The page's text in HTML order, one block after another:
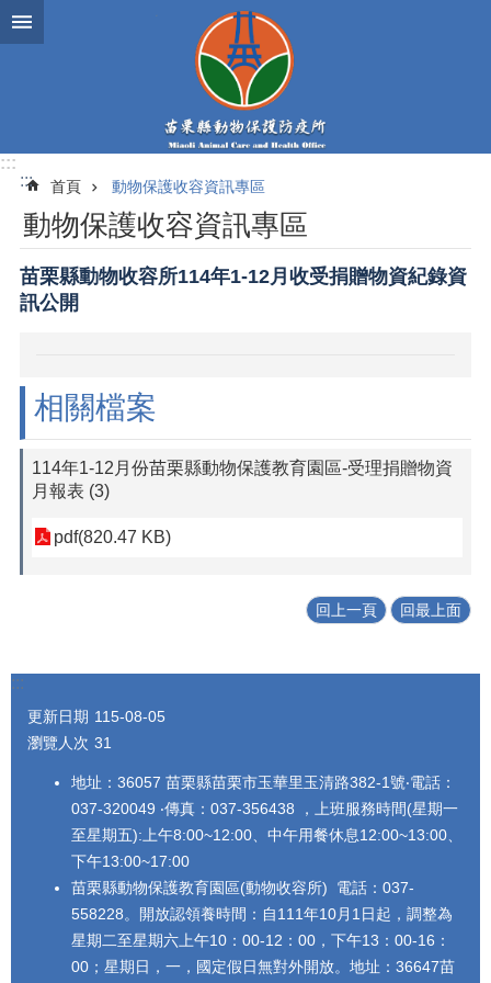
跳到主要內容區塊
:::
:::
首頁 動物保護收容資訊專區
動物保護收容資訊專區
苗栗縣動物收容所114年1-12月收受捐贈物資紀錄資
訊公開
相關檔案
114年1-12月份苗栗縣動物保護教育園區-受理捐贈物資
月報表 (3)
pdf(820.47 KB)
回上一頁 回最上面
:::
更新日期 115-08-05
瀏覽人次 31
地址：36057 苗栗縣苗栗市玉華里玉清路382-1號‧電話：
037-320049 ‧傳真：037-356438 ，上班服務時間(星期一
至星期五):上午8:00~12:00、中午用餐休息12:00~13:00、
下午13:00~17:00
苗栗縣動物保護教育園區(動物收容所) 電話：037-
558228。開放認領養時間：自111年10月1日起，調整為
星期二至星期六上午10：00-12：00，下午13：00-16：
00；星期日，一，國定假日無對外開放。地址：36647苗